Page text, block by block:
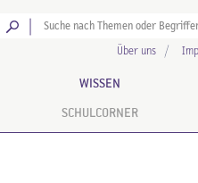
Über uns
WISSEN
SCHULCORNER